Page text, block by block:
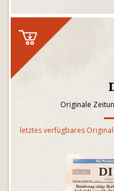
Originale
letztes verfügbares